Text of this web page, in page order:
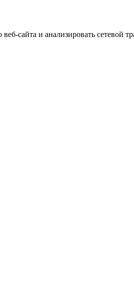
сайта и анализировать сетевой